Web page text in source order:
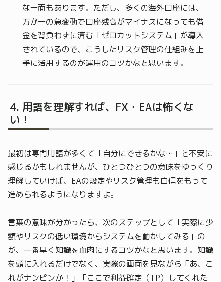
な一面もあります。ただし、多くの海外口座には、
万が一の急変動で口座残高がマイナスになっても借
金を背負わずに済む「ゼロカットシステム」が導入
されているので、こうしたリスク管理の仕組みを上
手に活用するのが運用のコツかなと思います。
用語を理解すれば、FX・EAは怖くな
い！
最初は専門用語が多くて「自分にできるかな…」と不安に
感じるかもしれませんが、ひとつひとつの意味をゆっくり
理解していけば、EAの設定やリスク管理も自信をもって
進められるようになりますよ。
言葉の意味が分かったら、次のステップとして「実際に少
額やリスクの低い環境からシステムを動かしてみる」の
が、一番早く知識を血肉にするコツかなと思います。知識
を頭に入れるだけでなく、実際の画面を見ながら「あ、こ
れがナンピンか！」「ここで利益確定（TP）してくれた